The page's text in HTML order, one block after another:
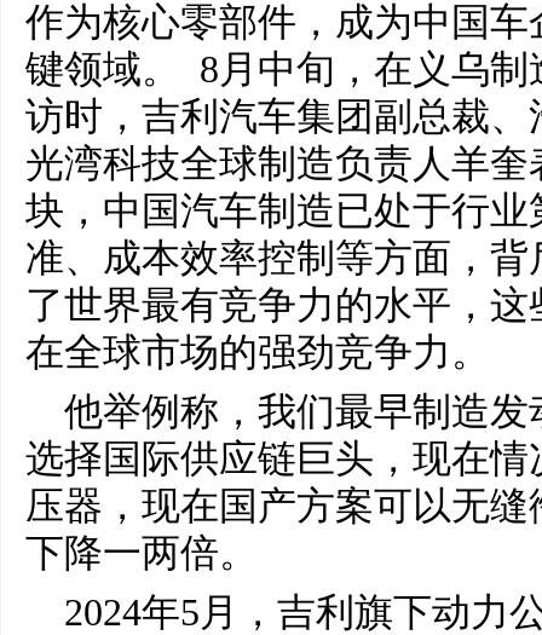
作为核心零部件，成为中国
键领域。 8月中旬，在义乌
访时，吉利汽车集团副总裁
光湾科技全球制造负责人羊
块，中国汽车制造已处于行
准、成本效率控制等方面，
了世界最有竞争力的水平，
在全球市场的强劲竞争力。
他举例称，我们最早制造
选择国际供应链巨头，现在
压器，现在国产方案可以无
下降一两倍。
2024年5月，吉利旗下动力